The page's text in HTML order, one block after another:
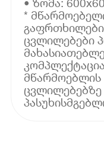
*
ცვლილებები
ცვლილებებზე